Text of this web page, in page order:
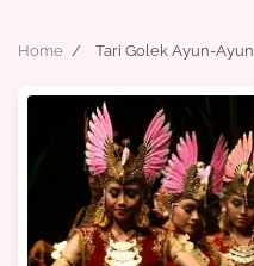
Home Tari Golek Ayun-Ayun